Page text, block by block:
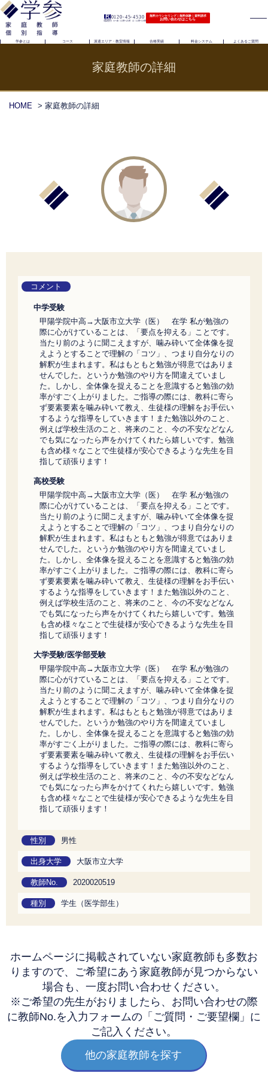
0120-45-4530
（電話受付）火〜金｜11時〜21時 土｜11時〜19時
無料カウンセリング｜無料体験｜資料請求
お問い合わせはこちら
学参とは コース 派遣エリア・教室情報 合格実績 料金システム よくあるご質問
家庭教師の詳細
HOME > 家庭教師の詳細
コメント
中学受験
甲陽学院中高→大阪市立大学（医） 在学 私が勉強の
際に心がけていることは、「要点を抑える」ことです。
当たり前のように聞こえますが、噛み砕いて全体像を捉
えようとすることで理解の「コツ」、つまり自分なりの
解釈が生まれます。私はもともと勉強が得意ではありま
せんでした。というか勉強のやり方を間違えていまし
た。しかし、全体像を捉えることを意識すると勉強の効
率がすごく上がりました。ご指導の際には、教科に寄ら
ず要素要素を噛み砕いて教え、生徒様の理解をお手伝い
するような指導をしていきます！また勉強以外のこと、
例えば学校生活のこと、将来のこと、今の不安などなん
でも気になったら声をかけてくれたら嬉しいです。勉強
も含め様々なことで生徒様が安心できるような先生を目
指して頑張ります！
高校受験
甲陽学院中高→大阪市立大学（医） 在学 私が勉強の
際に心がけていることは、「要点を抑える」ことです。
当たり前のように聞こえますが、噛み砕いて全体像を捉
えようとすることで理解の「コツ」、つまり自分なりの
解釈が生まれます。私はもともと勉強が得意ではありま
せんでした。というか勉強のやり方を間違えていまし
た。しかし、全体像を捉えることを意識すると勉強の効
率がすごく上がりました。ご指導の際には、教科に寄ら
ず要素要素を噛み砕いて教え、生徒様の理解をお手伝い
するような指導をしていきます！また勉強以外のこと、
例えば学校生活のこと、将来のこと、今の不安などなん
でも気になったら声をかけてくれたら嬉しいです。勉強
も含め様々なことで生徒様が安心できるような先生を目
指して頑張ります！
大学受験/医学部受験
甲陽学院中高→大阪市立大学（医） 在学 私が勉強の
際に心がけていることは、「要点を抑える」ことです。
当たり前のように聞こえますが、噛み砕いて全体像を捉
えようとすることで理解の「コツ」、つまり自分なりの
解釈が生まれます。私はもともと勉強が得意ではありま
せんでした。というか勉強のやり方を間違えていまし
た。しかし、全体像を捉えることを意識すると勉強の効
率がすごく上がりました。ご指導の際には、教科に寄ら
ず要素要素を噛み砕いて教え、生徒様の理解をお手伝い
するような指導をしていきます！また勉強以外のこと、
例えば学校生活のこと、将来のこと、今の不安などなん
でも気になったら声をかけてくれたら嬉しいです。勉強
も含め様々なことで生徒様が安心できるような先生を目
指して頑張ります！
性別 男性
出身大学 大阪市立大学
教師No. 2020020519
種別 学生（医学部生）
ホームページに掲載されていない家庭教師も多数お
りますので、 ご希望にあう家庭教師が見つからない
場合も、一度お問い合わせください。
※ご希望の先生がおりましたら、お問い合わせの際
に教師No.を 入力フォームの「ご質問・ご要望欄」に
ご記入ください。
他の家庭教師を探す